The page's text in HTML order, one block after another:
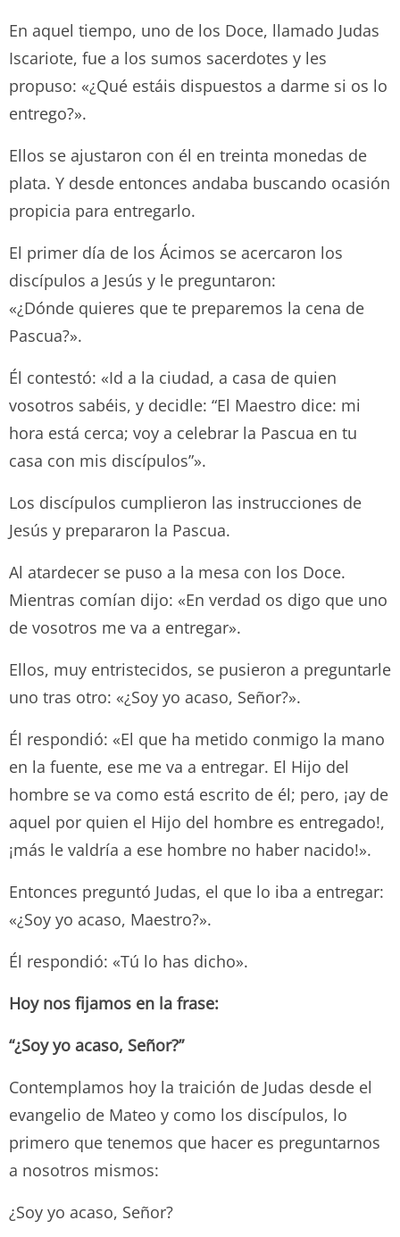
En aquel tiempo, uno de los Doce, llamado Judas
Iscariote, fue a los sumos sacerdotes y les
propuso: «¿Qué estáis dispuestos a darme si os lo
entrego?».
Ellos se ajustaron con él en treinta monedas de
plata. Y desde entonces andaba buscando ocasión
propicia para entregarlo.
El primer día de los Ácimos se acercaron los
discípulos a Jesús y le preguntaron:
«¿Dónde quieres que te preparemos la cena de
Pascua?».
Él contestó: «Id a la ciudad, a casa de quien
vosotros sabéis, y decidle: “El Maestro dice: mi
hora está cerca; voy a celebrar la Pascua en tu
casa con mis discípulos”».
Los discípulos cumplieron las instrucciones de
Jesús y prepararon la Pascua.
Al atardecer se puso a la mesa con los Doce.
Mientras comían dijo: «En verdad os digo que uno
de vosotros me va a entregar».
Ellos, muy entristecidos, se pusieron a preguntarle
uno tras otro: «¿Soy yo acaso, Señor?».
Él respondió: «El que ha metido conmigo la mano
en la fuente, ese me va a entregar. El Hijo del
hombre se va como está escrito de él; pero, ¡ay de
aquel por quien el Hijo del hombre es entregado!,
¡más le valdría a ese hombre no haber nacido!».
Entonces preguntó Judas, el que lo iba a entregar:
«¿Soy yo acaso, Maestro?».
Él respondió: «Tú lo has dicho».
Hoy nos fijamos en la frase:
“¿Soy yo acaso, Señor?”
Contemplamos hoy la traición de Judas desde el
evangelio de Mateo y como los discípulos, lo
primero que tenemos que hacer es preguntarnos
a nosotros mismos:
¿Soy yo acaso, Señor?